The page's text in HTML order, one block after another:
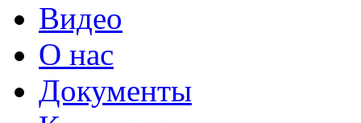
Видео
О нас
Документы